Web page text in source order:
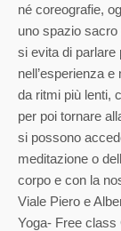
né coreografie,
uno spazio
si evita di parlare
nell’esperienza
da ritmi più lenti,
per poi tornare
si possono
meditazione o
corpo e con la
Viale Piero e
Yoga- Free class